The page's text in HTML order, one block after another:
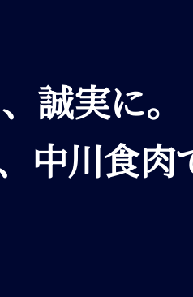
誠実に。
中川食肉